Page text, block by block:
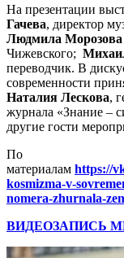
На презентации
Гачева, директор
Людмила Морозова
Чижевского;
переводчик. В
современности
Наталия Лескова,
журнала «Знание –
другие гости
По
материалам https://
kosmizma-v-
nomera-zhurnala-
ВИДЕОЗАПИСЬ